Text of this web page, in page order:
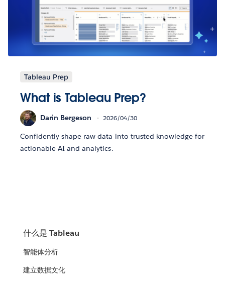
Tableau Prep
What is Tableau Prep?
Darin Bergeson 2026/04/30
Confidently shape raw data into trusted knowledge for
actionable AI and analytics.
什么是 Tableau
智能体分析
建立数据文化